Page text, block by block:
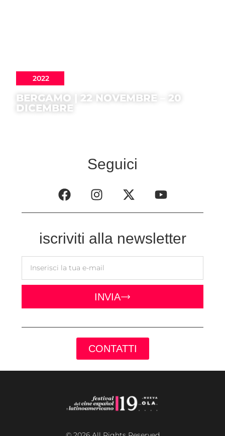
2022
BERGAMO | 22 NOVEMBRE – 20
DICEMBRE
Seguici
iscriviti alla newsletter
INVIA
CONTATTI